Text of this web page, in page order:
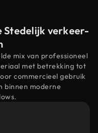
Stedelijk verkeer-
mix van professioneel
met betrekking tot
commercieel gebruik
binnen moderne